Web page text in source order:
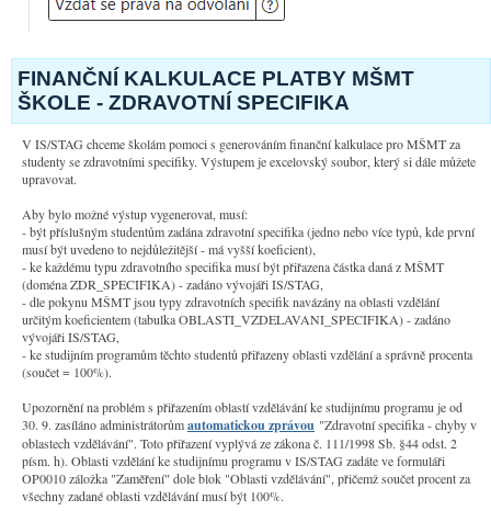
FINANČNÍ KALKULACE PLATBY MŠMT
ŠKOLE - ZDRAVOTNÍ SPECIFIKA
V IS/STAG chceme školám pomoci s generováním finanční kalkulace pro MŠMT za
studenty se zdravotními specifiky. Výstupem je excelovský soubor, který si dále můžete
upravovat.
Aby bylo možné výstup vygenerovat, musí:
- být příslušným studentům zadána zdravotní specifika (jedno nebo více typů, kde první
musí být uvedeno to nejdůležitější - má vyšší koeficient),
- ke každému typu zdravotního specifika musí být přiřazena částka daná z MŠMT
(doména ZDR_SPECIFIKA) - zadáno vývojáři IS/STAG,
- dle pokynu MŠMT jsou typy zdravotních specifik navázány na oblasti vzdělání
určitým koeficientem (tabulka OBLASTI_VZDELAVANI_SPECIFIKA) - zadáno
vývojáři IS/STAG,
- ke studijním programům těchto studentů přiřazeny oblasti vzdělání a správně procenta
(součet = 100%).
Upozornění na problém s přiřazením oblastí vzdělávání ke studijnímu programu je od
30. 9. zasíláno administrátorůmautomatickou zprávou "Zdravotní specifika - chyby v
oblastech vzdělávání". Toto přiřazení vyplývá ze zákona č. 111/1998 Sb. §44 odst. 2
písm. h). Oblasti vzdělání ke studijnímu programu v IS/STAG zadáte ve formuláři
OP0010 záložka "Zaměření" dole blok "Oblasti vzdělávání", přičemž součet procent za
všechny zadané oblasti vzdělávání musí být 100%.